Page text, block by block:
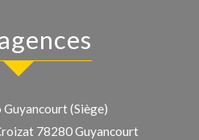
agences
Guyancourt (Siège)
78280Guyancourt